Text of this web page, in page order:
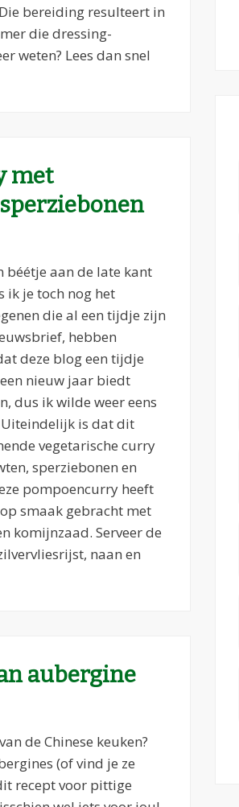
bereiding resulteert in
die dressing-
weten? Lees dan snel
met
béétje aan de late kant
ik je toch nog het
die al een tijdje zijn
hebben
deze blog een tijdje
nieuw jaar biedt
dus ik wilde weer eens
Uiteindelijk is dat dit
vegetarische curry
sperziebonen en
pompoencurry heeft
smaak gebracht met
komijnzaad. Serveer de
naan en
aubergine
de Chinese keuken?
(of vind je ze
recept voor pittige